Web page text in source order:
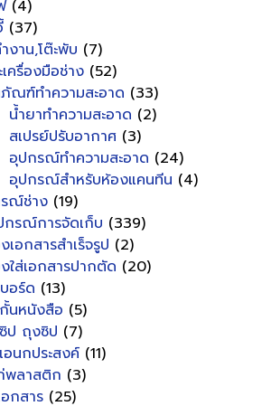
(4)
(37)
งาน,โต๊ะพับ (7)
ครื่องมือช่าง (52)
ณฑ์ทำความสะอาด (33)
น้ำยาทำความสะอาด (2)
สเปรย์ปรับอากาศ (3)
อุปกรณ์ทำความสะอาด (24)
อุปกรณ์สำหรับห้องแคนทีน (4)
ณ์ช่าง (19)
กรณ์การจัดเก็บ (339)
เอกสารสำเร็จรูป (2)
ใส่เอกสารปากตัด (20)
อร์ด (13)
นหนังสือ (5)
ป ถุงซิป (7)
อนกประสงค์ (11)
พลาสติก (3)
อกสาร (25)